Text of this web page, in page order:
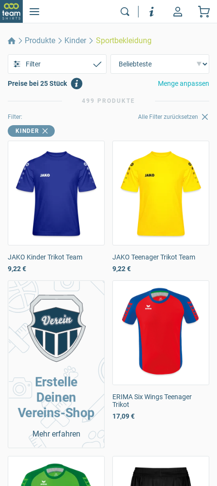
Produkte Kinder Sportbekleidung
Filter
Preise bei 25 Stück Menge anpassen
499 PRODUKTE
Filter: Alle Filter zurücksetzen
KINDER
JAKO Kinder Trikot Team
9,22 €
JAKO Teenager Trikot Team
9,22 €
Erstelle
Deinen
Vereins-Shop
Mehr erfahren
ERIMA Six Wings Teenager
Trikot
17,09 €